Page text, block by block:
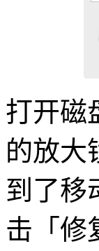
打开磁
的放大
到了移
击「修